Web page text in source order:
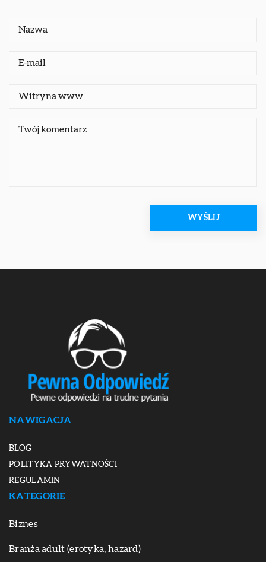
NAWIGACJA
BLOG
POLITYKA PRYWATNOŚCI
REGULAMIN
KATEGORIE
Biznes
Branża adult (erotyka, hazard)